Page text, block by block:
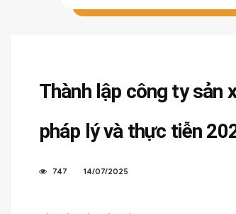
Thành lập công ty sản
pháp lý và thực tiễn
747 14/07/2025